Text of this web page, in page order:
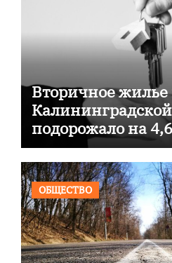
Вторичное жилье
подорожало на
ОБЩЕСТВО